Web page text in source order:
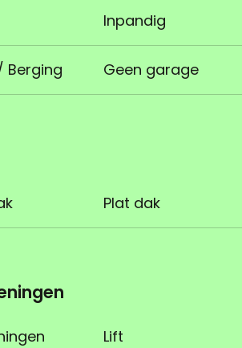
Inpandig
Berging Geen garage
Plat dak
Lift